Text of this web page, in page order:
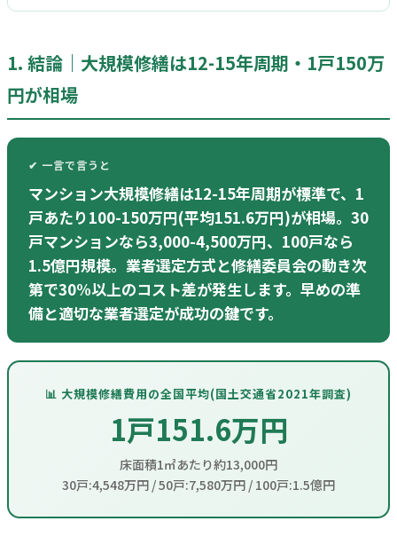
1. 結論｜大規模修繕は12-15年周期・1戸150万
円が相場
✔ 一言で言うと
マンション大規模修繕は12-15年周期が標準で、1
戸あたり100-150万円(平均151.6万円)が相場。30
戸マンションなら3,000-4,500万円、100戸なら
1.5億円規模。業者選定方式と修繕委員会の動き次
第で30%以上のコスト差が発生します。早めの準
備と適切な業者選定が成功の鍵です。
📊 大規模修繕費用の全国平均(国土交通省2021年調査)
1戸151.6万円
床面積1㎡あたり約13,000円
30戸:4,548万円 / 50戸:7,580万円 / 100戸:1.5億円